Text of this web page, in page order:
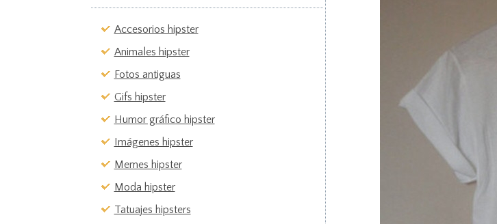
Accesorios hipster
Animales hipster
Fotos antiguas
Gifs hipster
Humor gráfico hipster
Imágenes hipster
Memes hipster
Moda hipster
Tatuajes hipsters